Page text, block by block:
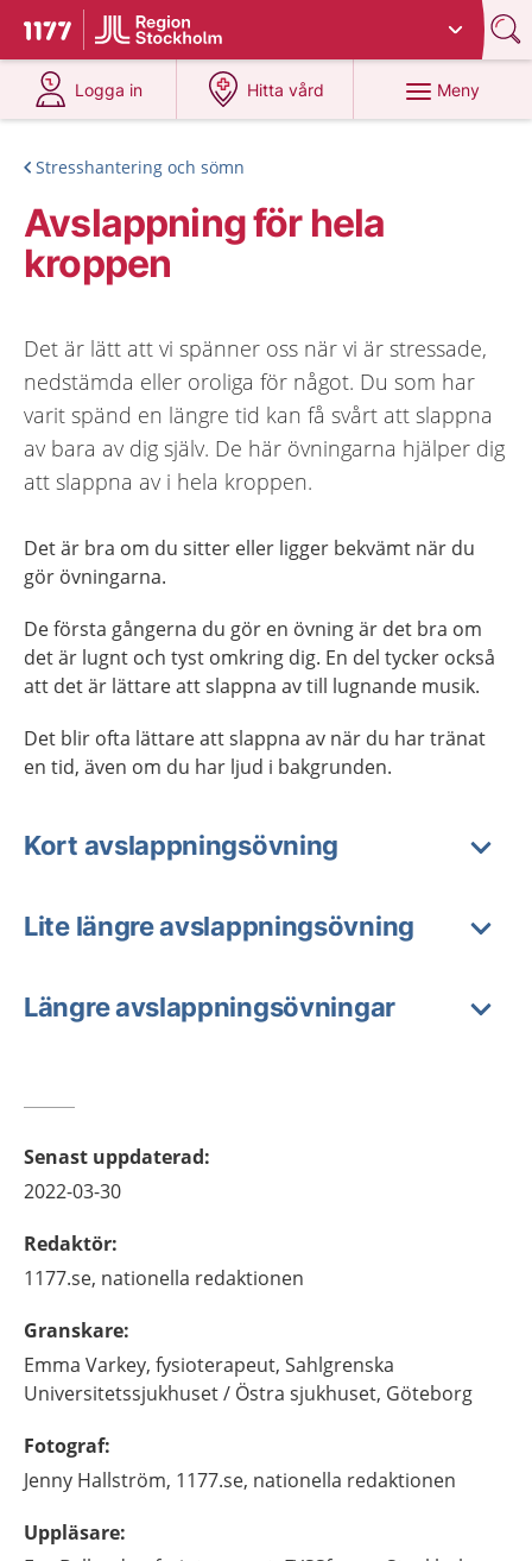
Till startsidan för 1177
Du har valt region
Logga in
på 1177.se
Hitta vård
på 1177.se
Meny
Stresshantering och sömn
Avslappning för hela
kroppen
Det är lätt att vi spänner oss när vi är stressade,
nedstämda eller oroliga för något. Du som har
varit spänd en längre tid kan få svårt att slappna
av bara av dig själv. De här övningarna hjälper dig
att slappna av i hela kroppen.
Det är bra om du sitter eller ligger bekvämt när du
gör övningarna.
De första gångerna du gör en övning är det bra om
det är lugnt och tyst omkring dig. En del tycker också
att det är lättare att slappna av till lugnande musik.
Det blir ofta lättare att slappna av när du har tränat
en tid, även om du har ljud i bakgrunden.
Kort avslappningsövning
Lite längre avslappningsövning
Längre avslappningsövningar
Senast uppdaterad:
2022-03-30
Redaktör:
1177.se, nationella redaktionen
Granskare:
Emma Varkey, fysioterapeut, Sahlgrenska
Universitetssjukhuset / Östra sjukhuset, Göteborg
Fotograf:
Jenny Hallström, 1177.se, nationella redaktionen
Uppläsare: